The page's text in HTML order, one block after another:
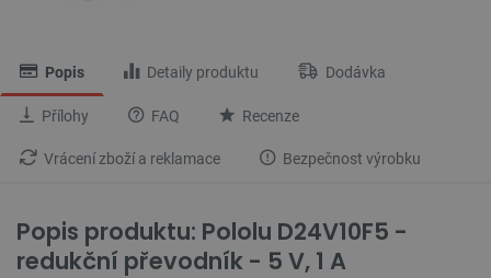
Popis Detaily produktu Dodávka
Přílohy FAQ Recenze
Vrácení zboží a reklamace Bezpečnost výrobku
Popis produktu: Pololu D24V10F5 -
redukční převodník - 5 V, 1 A